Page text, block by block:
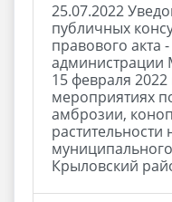
25.07.2022
публичных
правового акта
администрации
15 февраля
мероприятиях
амброзии,
растительности
Крыловский